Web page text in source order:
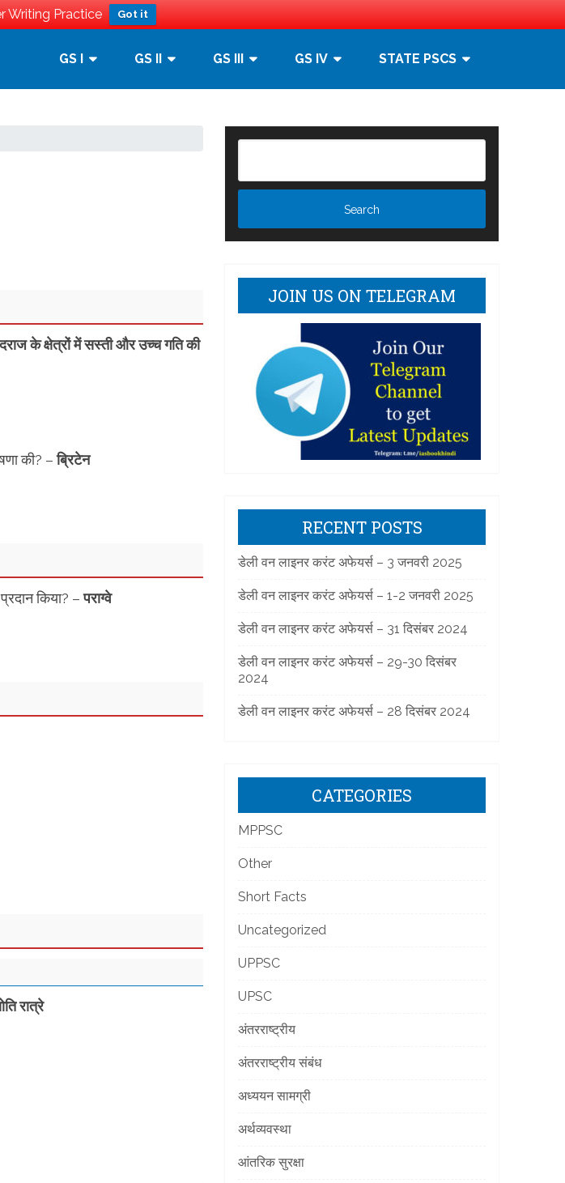
Writing Practice Got it
GS I GS II GS III GS IV STATE PSCS
के क्षेत्रों में सस्ती और उच्च गति की
की? –ब्रिटेन
किया? –पराग्वे
रात्रे
JOIN US ON TELEGRAM
RECENT POSTS
डेली वन लाइनर करंट अफेयर्स – 3 जनवरी 2025
डेली वन लाइनर करंट अफेयर्स – 1-2 जनवरी 2025
डेली वन लाइनर करंट अफेयर्स – 31 दिसंबर 2024
डेली वन लाइनर करंट अफेयर्स – 29-30 दिसंबर
2024
डेली वन लाइनर करंट अफेयर्स – 28 दिसंबर 2024
CATEGORIES
MPPSC
Other
Short Facts
Uncategorized
UPPSC
UPSC
अंतरराष्ट्रीय
अंतरराष्ट्रीय संबंध
अध्ययन सामग्री
अर्थव्यवस्था
आंतरिक सुरक्षा